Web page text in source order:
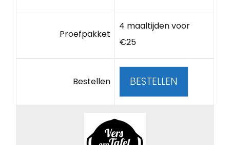
Proefpakket
4 maaltijden voor
€25
Bestellen BESTELLEN